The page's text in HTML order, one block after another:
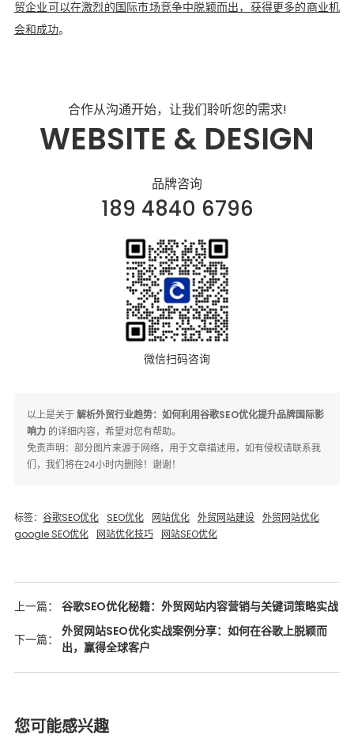
贸企业可以在激烈的国际市场竞争中脱颖而出，获得更多的商业机
会和成功。
合作从沟通开始，让我们聆听您的需求!
WEBSITE & DESIGN
品牌咨询
189 4840 6796
微信扫码咨询
以上是关于解析外贸行业趋势：如何利用谷歌SEO优化提升品牌国际影
响力 的详细内容，希望对您有帮助。
免责声明：部分图片来源于网络，用于文章描述用，如有侵权请联系我
们，我们将在24小时内删除！谢谢！
标签： 谷歌SEO优化 SEO优化 网站优化 外贸网站建设 外贸网站优化
google SEO优化
网站优化技巧 网站SEO优化
上一篇： 谷歌SEO优化秘籍：外贸网站内容营销与关键词策略实战
下一篇：
外贸网站SEO优化实战案例分享：如何在谷歌上脱颖而
出，赢得全球客户
您可能感兴趣